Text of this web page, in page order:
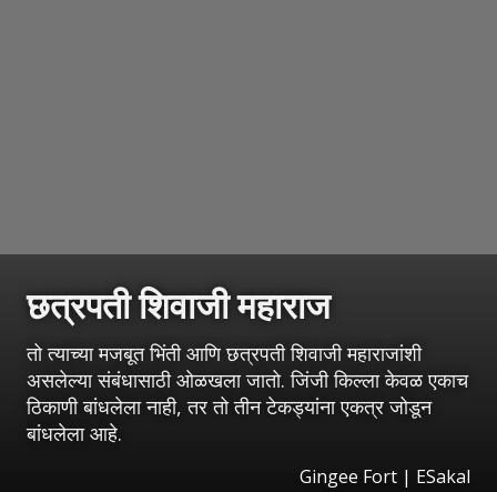
छत्रपती शिवाजी महाराज
तो त्याच्या मजबूत भिंती आणि छत्रपती शिवाजी महाराजांशी
असलेल्या संबंधासाठी ओळखला जातो. जिंजी किल्ला केवळ एकाच
ठिकाणी बांधलेला नाही, तर तो तीन टेकड्यांना एकत्र जोडून
बांधलेला आहे.
Gingee Fort | ESakal